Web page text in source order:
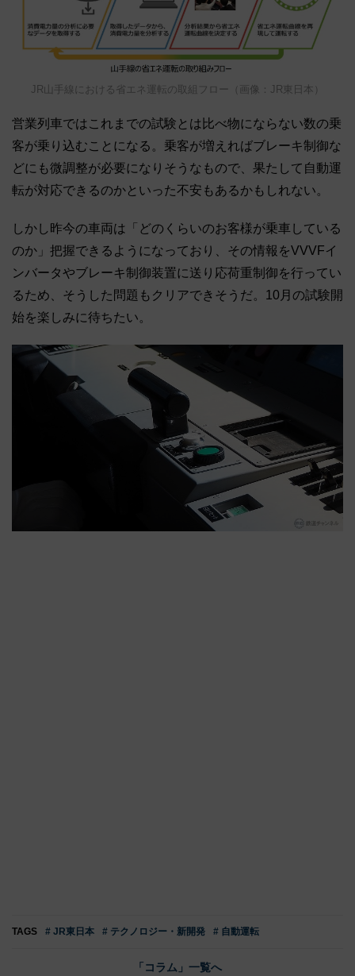
JR山手線における省エネ運転の取組フロー（画像：JR東日本）
営業列車ではこれまでの試験とは比べ物にならない数の乗
客が乗り込むことになる。乗客が増えればブレーキ制御な
どにも微調整が必要になりそうなもので、果たして自動運
転が対応できるのかといった不安もあるかもしれない。
しかし昨今の車両は「どのくらいのお客様が乗車している
のか」把握できるようになっており、その情報をVVVFイ
ンバータやブレーキ制御装置に送り応荷重制御を行ってい
るため、そうした問題もクリアできそうだ。10月の試験開
始を楽しみに待ちたい。
TAGS # JR東日本 # テクノロジー・新開発 # 自動運転
「コラム」一覧へ